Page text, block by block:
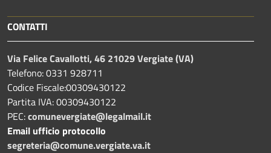
CONTATTI
Via Felice Cavallotti, 46 21029 Vergiate (VA)
Telefono: 0331 928711
Codice Fiscale:00309430122
Partita IVA: 00309430122
PEC:comunevergiate@legalmail.it
Email ufficio protocollo
segreteria@comune.vergiate.va.it